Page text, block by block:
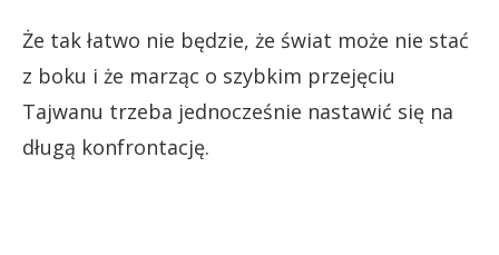
Że tak łatwo nie będzie, że świat może nie stać
z boku i że marząc o szybkim przejęciu
Tajwanu trzeba jednocześnie nastawić się na
długą konfrontację.